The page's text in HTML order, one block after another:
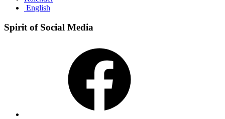
English
Spirit of Social Media